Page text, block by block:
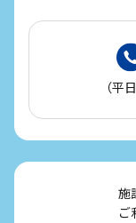
（平
施
ご